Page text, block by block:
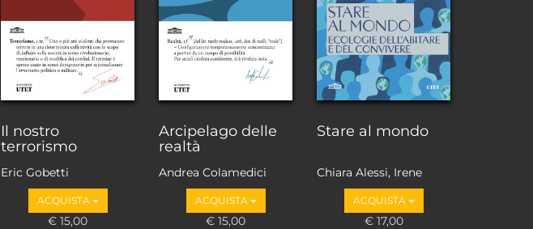
Il nostro
terrorismo
Eric Gobetti
ACQUISTA
€ 15,00
Arcipelago delle
realtà
Andrea Colamedici
ACQUISTA
€ 15,00
Stare al mondo
Chiara Alessi, Irene
Borgna, Pietro Del
Soldà, Emanuela
Evangelista, Sarah
ACQUISTA
€ 17,00